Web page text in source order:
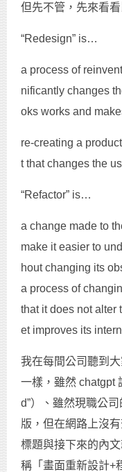
但先不管，先來看
“Redesign” is…
a process of
nificantly changes
oks works and
re-creating a
t that changes the
“Refactor” is…
a change made to
make it easier to
hout changing its
a process of
that it does not alter
et improves its
我在每間公司聽到
一樣，雖然 chatgpt
d”）、雖然現職公
版，但在網路上沒
標題與接下來的內
稱「畫面重新設計+